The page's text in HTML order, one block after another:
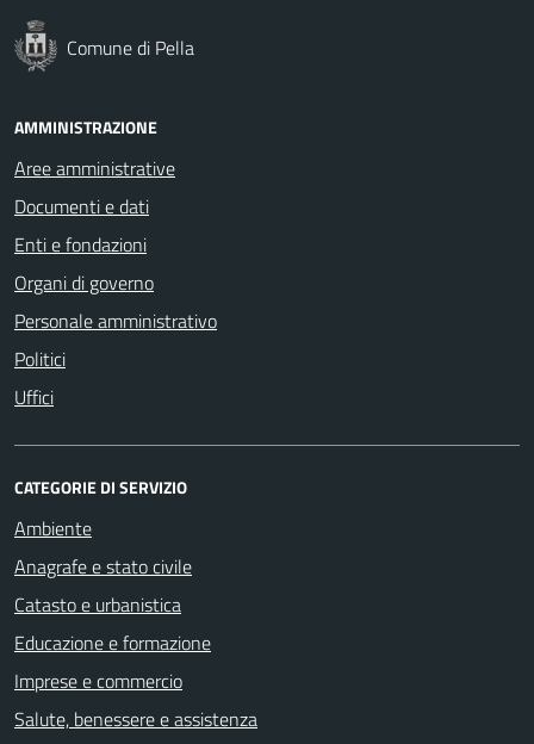
Comune di Pella
AMMINISTRAZIONE
Aree amministrative
Documenti e dati
Enti e fondazioni
Organi di governo
Personale amministrativo
Politici
Uffici
CATEGORIE DI SERVIZIO
Ambiente
Anagrafe e stato civile
Catasto e urbanistica
Educazione e formazione
Imprese e commercio
Salute, benessere e assistenza